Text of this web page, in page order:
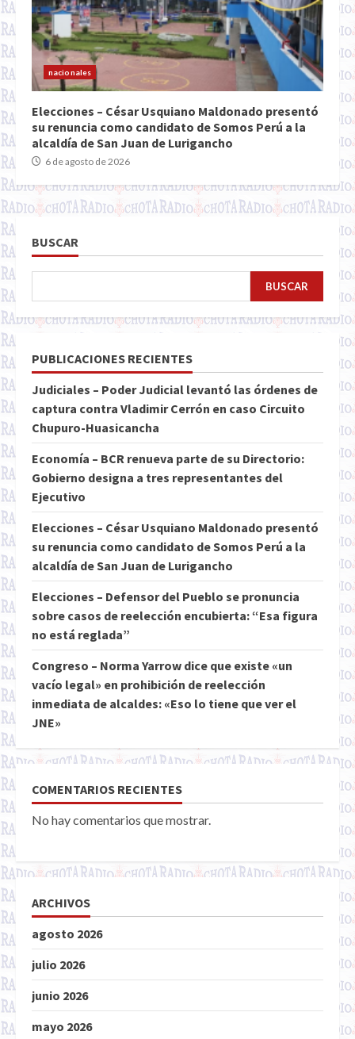
nacionales
Elecciones – César Usquiano Maldonado presentó
su renuncia como candidato de Somos Perú a la
alcaldía de San Juan de Lurigancho
6 de agosto de 2026
BUSCAR
BUSCAR
PUBLICACIONES RECIENTES
Judiciales – Poder Judicial levantó las órdenes de
captura contra Vladimir Cerrón en caso Circuito
Chupuro-Huasicancha
Economía – BCR renueva parte de su Directorio:
Gobierno designa a tres representantes del
Ejecutivo
Elecciones – César Usquiano Maldonado presentó
su renuncia como candidato de Somos Perú a la
alcaldía de San Juan de Lurigancho
Elecciones – Defensor del Pueblo se pronuncia
sobre casos de reelección encubierta: “Esa figura
no está reglada”
Congreso – Norma Yarrow dice que existe «un
vacío legal» en prohibición de reelección
inmediata de alcaldes: «Eso lo tiene que ver el
JNE»
COMENTARIOS RECIENTES
No hay comentarios que mostrar.
ARCHIVOS
agosto 2026
julio 2026
junio 2026
mayo 2026